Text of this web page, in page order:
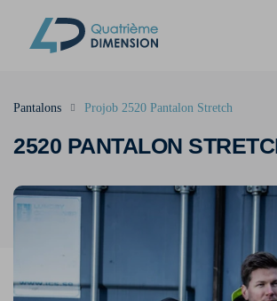
2520 PANTALON
Pantalons Projob 2520 Pantalon Stretch